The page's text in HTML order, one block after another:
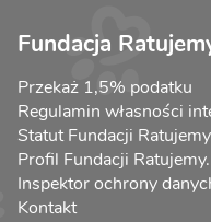
Fundacja
Przekaż 1,5% podatku
Regulamin własności
Statut Fundacji
Profil Fundacji
Inspektor ochrony
Kontakt